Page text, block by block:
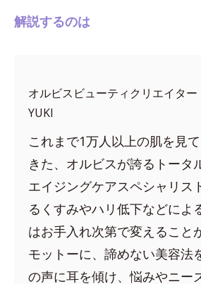
解説するのは
オルビスビューティクリエイター
YUKI
これまで1万人以上の肌を見て
きた、オルビスが誇るトータ
エイジングケアスペシャリス
るくすみやハリ低下などによ
はお手入れ次第で変えること
モットーに、諦めない美容法
の声に耳を傾け、悩みやニー